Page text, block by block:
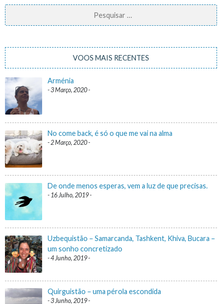
Pesquisar
por:
VOOS MAIS RECENTES
Arménia
3 Março, 2020
No come back, é só o que me vai na alma
2 Março, 2020
De onde menos esperas, vem a luz de que precisas.
16 Julho, 2019
Uzbequistão – Samarcanda, Tashkent, Khiva, Bucara –
um sonho concretizado
4 Junho, 2019
Quirguistão – uma pérola escondida
3 Junho, 2019